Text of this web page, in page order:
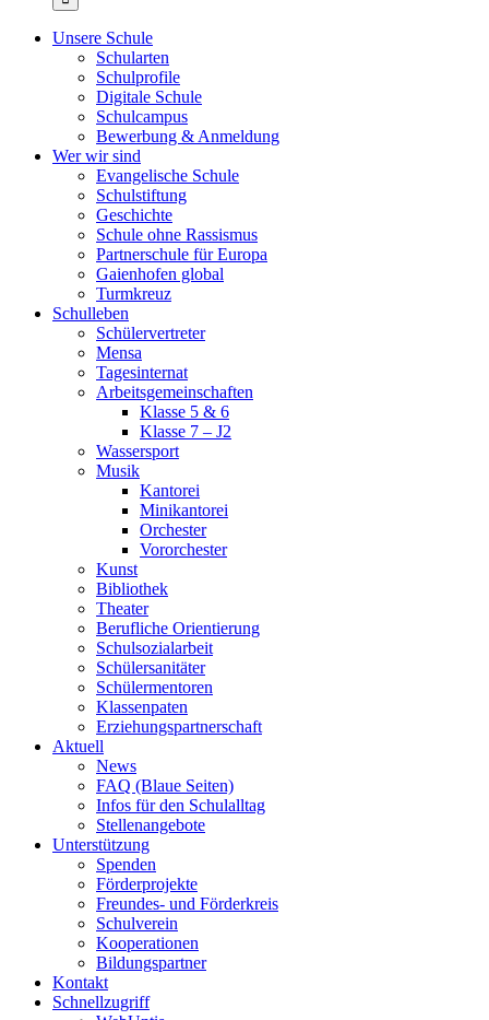
Unsere Schule
Schularten
Schulprofile
Digitale Schule
Schulcampus
Bewerbung & Anmeldung
Wer wir sind
Evangelische Schule
Schulstiftung
Geschichte
Schule ohne Rassismus
Partnerschule für Europa
Gaienhofen global
Turmkreuz
Schulleben
Schülervertreter
Mensa
Tagesinternat
Arbeitsgemeinschaften
Klasse 5 & 6
Klasse 7 – J2
Wassersport
Musik
Kantorei
Minikantorei
Orchester
Vororchester
Kunst
Bibliothek
Theater
Berufliche Orientierung
Schulsozialarbeit
Schülersanitäter
Schülermentoren
Klassenpaten
Erziehungspartnerschaft
Aktuell
News
FAQ (Blaue Seiten)
Infos für den Schulalltag
Stellenangebote
Unterstützung
Spenden
Förderprojekte
Freundes- und Förderkreis
Schulverein
Kooperationen
Bildungspartner
Kontakt
Schnellzugriff